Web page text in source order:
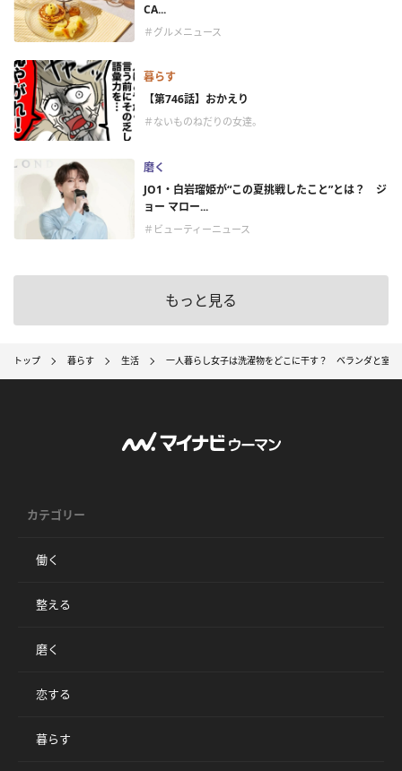
CA...
＃グルメニュース
暮らす
【第746話】おかえり
＃ないものねだりの女達。
磨く
JO1・白岩瑠姫が“この夏挑戦したこと”とは？ ジ
ョー マロー...
＃ビューティーニュース
もっと見る
トップ 暮らす 生活 一人暮らし女子は洗濯物をどこに干す？ ベランダと室内
カテゴリー
働く
整える
磨く
恋する
暮らす